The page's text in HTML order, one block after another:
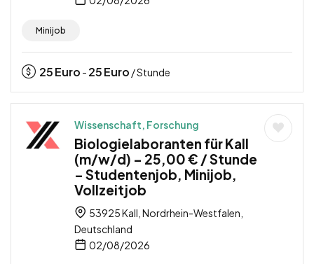
Minijob
25Euro - 25Euro / Stunde
Wissenschaft, Forschung
Biologielaboranten für Kall
(m/w/d) – 25,00 € / Stunde
– Studentenjob, Minijob,
Vollzeitjob
53925 Kall, Nordrhein-Westfalen,
Deutschland
02/08/2026